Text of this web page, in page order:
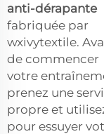
anti-dérapante
fabriquée par
wxivytextile.
de commencer
votre
prenez une
propre et
pour essuyer